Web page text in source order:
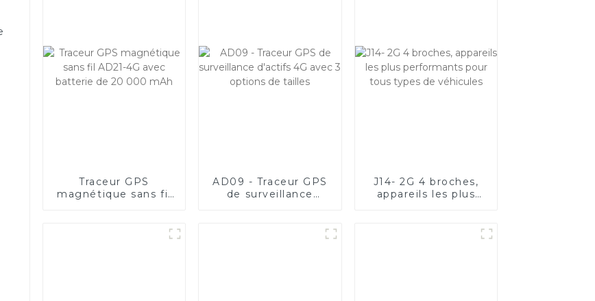
Traceur GPS
magnétique sans fil
AD09 - Traceur GPS
de surveillance
J14- 2G 4 broches,
appareils les plus